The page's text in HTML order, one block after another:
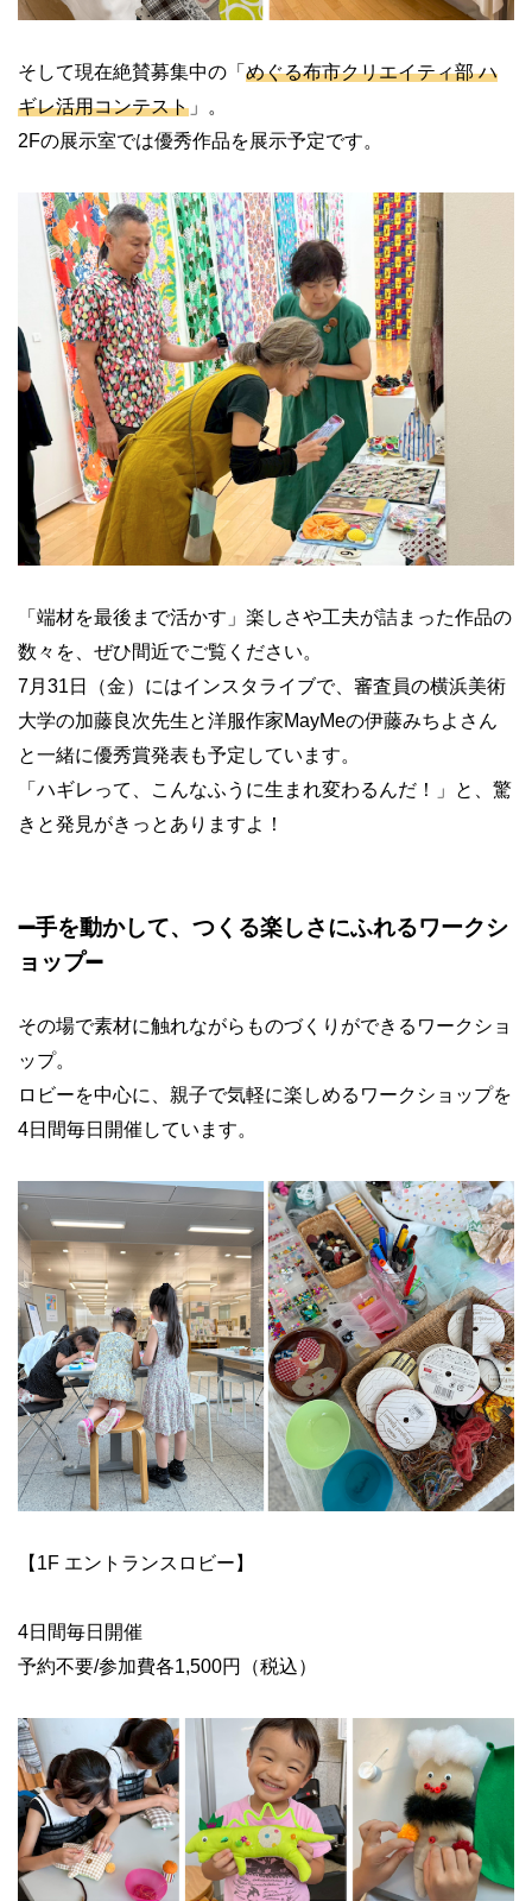
そして現在絶賛募集中の「 めぐる布市クリエイティ部 ハ
ギレ活用コンテスト 」。
2Fの展示室では優秀作品を展示予定です。
「端材を最後まで活かす」楽しさや工夫が詰まった作品の
数々を、ぜひ間近でご覧ください。
7月31日（金）にはインスタライブで、審査員の横浜美術
大学の加藤良次先生と洋服作家MayMeの伊藤みちよさん
と一緒に優秀賞発表も予定しています。
「ハギレって、こんなふうに生まれ変わるんだ！」と、驚
きと発見がきっとありますよ！
➖手を動かして、つくる楽しさにふれるワークシ
ョップ➖
その場で素材に触れながらものづくりができるワークショ
ップ。
ロビーを中心に、親子で気軽に楽しめるワークショップを
4日間毎日開催しています。
【1F エントランスロビー】
4日間毎日開催
予約不要/参加費各1,500円（税込）